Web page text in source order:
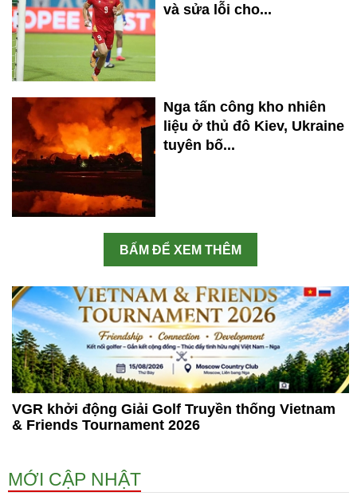
và sửa lỗi cho...
Nga tấn công kho nhiên
liệu ở thủ đô Kiev, Ukraine
tuyên bố...
BẤM ĐỂ XEM THÊM
VGR khởi động Giải Golf Truyền thống Vietnam
& Friends Tournament 2026
MỚI CẬP NHẬT